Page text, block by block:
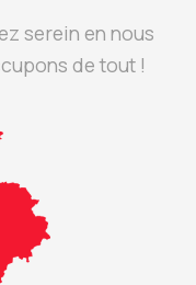
serein en nous
de tout !